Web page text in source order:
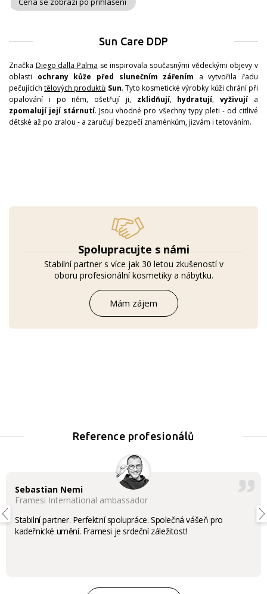
Spolupracujte s námi
Stabilní partner s více jak 30 letou zkušeností v
oboru profesionální kosmetiky a nábytku.
Mám zájem
Sun Care DDP
Značka Diego dalla Palma se inspirovala současnými vědeckými objevy v
oblasti ochrany kůže před slunečním zářením a vytvořila řadu
pečujícíchtělových produktů Sun. Tyto kosmetické výrobky kůži chrání při
opalování i po něm, ošetřují ji, zklidňují, hydratují,vyživují a
zpomalují její stárnutí. Jsou vhodné pro všechny typy pleti - od citlivé
dětské až po zralou - a zaručují bezpečí znaménkům, jizvám i tetováním.
Reference profesionálů
Sebastian Nemi
Framesi International ambassador
Stabilní partner. Perfektní spolupráce. Společná vášeň pro
kadeřnické umění. Framesi je srdeční záležitost!